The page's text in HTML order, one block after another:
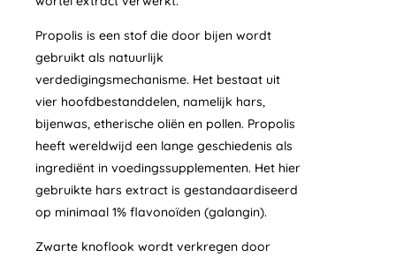
Propolis is een stof die door bijen wordt
gebruikt als natuurlijk
verdedigingsmechanisme. Het bestaat uit
vier hoofdbestanddelen, namelijk hars,
bijenwas, etherische oliën en pollen. Propolis
heeft wereldwijd een lange geschiedenis als
ingrediënt in voedingssupplementen. Het hier
gebruikte hars extract is gestandaardiseerd
op minimaal 1% flavonoïden (galangin).
Zwarte knoflook wordt verkregen door